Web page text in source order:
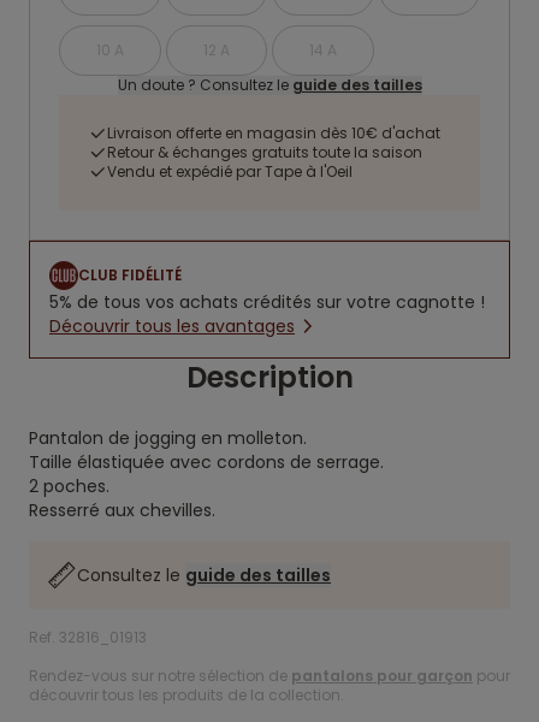
10 A 12 A
14 A
Un doute ? Consultez le guide des tailles
Livraison offerte en magasin dès 10€ d'achat
Retour & échanges gratuits toute la saison
Vendu et expédié par Tape à l'Oeil
CLUB FIDÉLITÉ
5% de tous vos achats crédités sur votre cagnotte !
Découvrir tous les avantages
Description
Pantalon de jogging en molleton.
Taille élastiquée avec cordons de serrage.
2 poches.
Resserré aux chevilles.
Consultez le guide des tailles
Ref. 32816_01913
Rendez-vous sur notre sélection de pantalons pour garçon pour
découvrir tous les produits de la collection.